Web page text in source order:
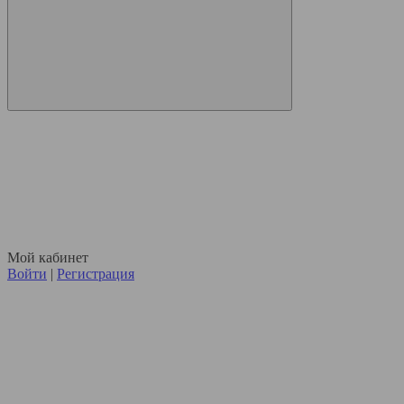
Мой кабинет
Войти | Регистрация